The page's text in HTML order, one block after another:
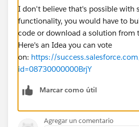
I don't believe that's possible with
functionality, you would have to
code or download a solution from
Here's an Idea you can vote
on: https://
id=08730000000BrjY
Marcar como útil
Agregar un comentario